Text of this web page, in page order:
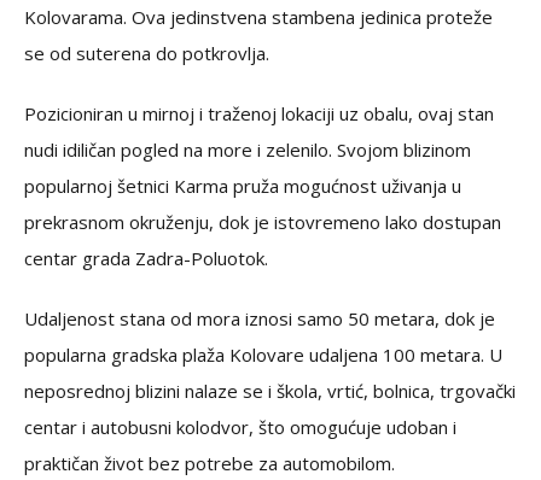
Kolovarama. Ova jedinstvena stambena jedinica proteže
se od suterena do potkrovlja.
Pozicioniran u mirnoj i traženoj lokaciji uz obalu, ovaj stan
nudi idiličan pogled na more i zelenilo. Svojom blizinom
popularnoj šetnici Karma pruža mogućnost uživanja u
prekrasnom okruženju, dok je istovremeno lako dostupan
centar grada Zadra-Poluotok.
Udaljenost stana od mora iznosi samo 50 metara, dok je
popularna gradska plaža Kolovare udaljena 100 metara. U
neposrednoj blizini nalaze se i škola, vrtić, bolnica, trgovački
centar i autobusni kolodvor, što omogućuje udoban i
praktičan život bez potrebe za automobilom.